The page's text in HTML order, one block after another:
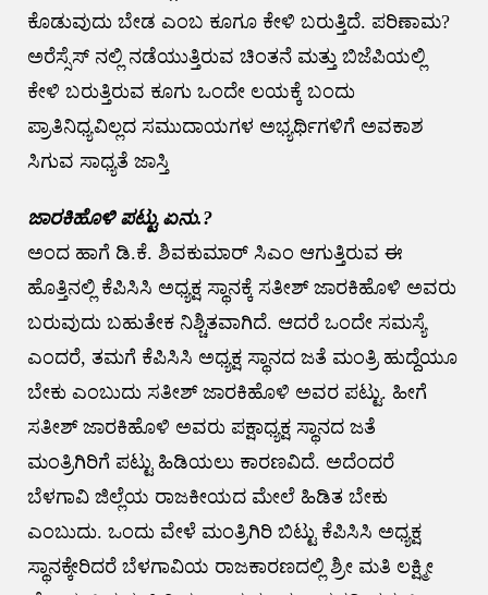
ಕೊಡುವುದು ಬೇಡ ಎಂಬ‌ ಕೂಗೂ ಕೇಳಿ ಬರುತ್ತಿದೆ. ಪರಿಣಾಮ?
ಅರೆಸ್ಸೆಸ್ ನಲ್ಲಿ ನಡೆಯುತ್ತಿರುವ ಚಿಂತನೆ ಮತ್ತು‌ ಬಿಜೆಪಿಯಲ್ಲಿ
ಕೇಳಿ ಬರುತ್ತಿರುವ‌ ಕೂಗು ಒಂದೇ ಲಯಕ್ಕೆ ಬಂದು
ಪ್ರಾತಿನಿಧ್ಯವಿಲ್ಲದ ಸಮುದಾಯಗಳ ಅಭ್ಯರ್ಥಿಗಳಿಗೆ ಅವಕಾಶ
ಸಿಗುವ ಸಾಧ್ಯತೆ ಜಾಸ್ತಿ
ಜಾರಕಿಹೊಳಿ ಪಟ್ಟು ಏನು.?
ಅಂದ ಹಾಗೆ ಡಿ.ಕೆ. ಶಿವಕುಮಾರ್ ಸಿಎಂ ಆಗುತ್ತಿರುವ ಈ
ಹೊತ್ತಿನಲ್ಲಿ‌ ಕೆಪಿಸಿಸಿ ಅಧ್ಯಕ್ಷ ಸ್ಥಾನಕ್ಕೆ ಸತೀಶ್‌ ಜಾರಕಿಹೊಳಿ ಅವರು
ಬರುವುದು ಬಹುತೇಕ ನಿಶ್ಚಿತವಾಗಿದೆ. ಆದರೆ ಒಂದೇ ಸಮಸ್ಯೆ
ಎಂದರೆ, ತಮಗೆ ಕೆಪಿಸಿಸಿ ಅಧ್ಯಕ್ಷ ಸ್ಥಾನದ ಜತೆ ಮಂತ್ರಿ ಹುದ್ದೆಯೂ
ಬೇಕು ಎಂಬುದು ಸತೀಶ್ ಜಾರಕಿಹೊಳಿ ಅವರ ಪಟ್ಟು. ಹೀಗೆ
ಸತೀಶ್ ಜಾರಕಿಹೊಳಿ ಅವರು ಪಕ್ಷಾಧ್ಯಕ್ಷ ಸ್ಥಾನದ ಜತೆ
ಮಂತ್ರಿಗಿರಿಗೆ‌ ಪಟ್ಟು‌ ಹಿಡಿಯಲು ಕಾರಣವಿದೆ. ಅದೆಂದರೆ
ಬೆಳಗಾವಿ ಜಿಲ್ಲೆಯ ರಾಜಕೀಯದ ಮೇಲೆ ಹಿಡಿತ ಬೇಕು
ಎಂಬುದು. ಒಂದು ವೇಳೆ ಮಂತ್ರಿಗಿರಿ ಬಿಟ್ಟು ಕೆಪಿಸಿಸಿ ಅಧ್ಯಕ್ಷ
ಸ್ಥಾನಕ್ಕೇರಿದರೆ ಬೆಳಗಾವಿಯ ರಾಜಕಾರಣದಲ್ಲಿ ಶ್ರೀ ಮತಿ‌ ಲಕ್ಷ್ಮೀ